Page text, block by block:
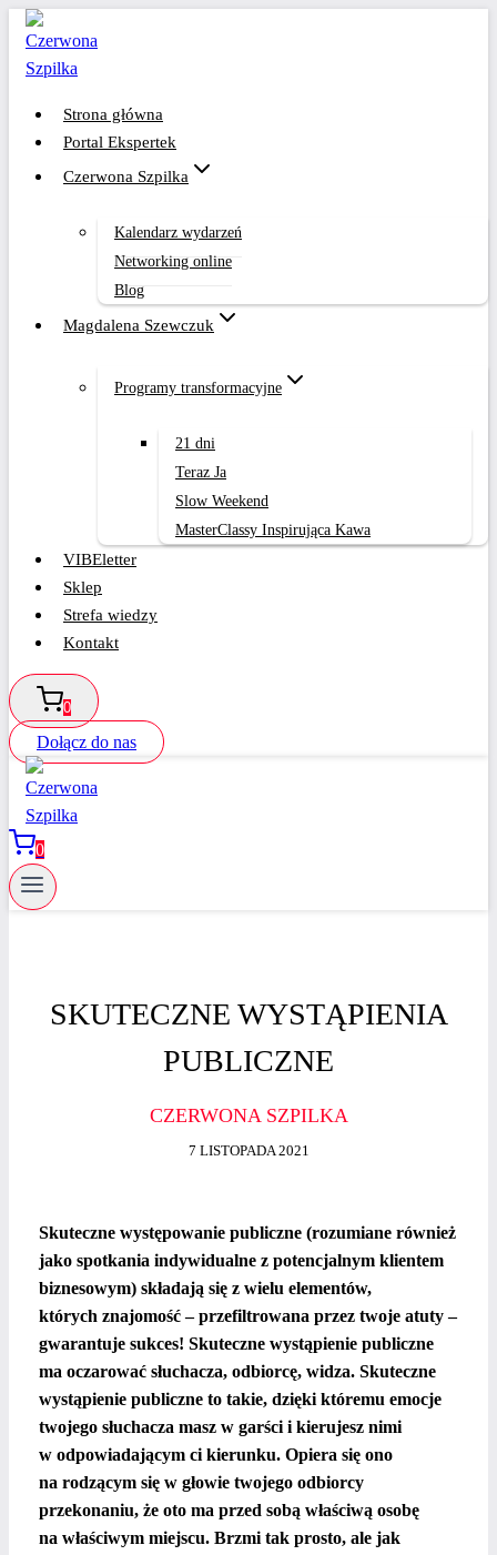
Przejdź
treści
Strona główna
Portal Ekspertek
Czerwona Szpilka
Kalendarz wydarzeń
Networking online
Blog
Magdalena Szewczuk
Programy transformacyjne
21 dni
Teraz Ja
Slow Weekend
MasterClassy Inspirująca Kawa
VIBEletter
Sklep
Strefa wiedzy
Kontakt
0
Dołącz do nas
0
SKUTECZNE WYSTĄPIENIA
PUBLICZNE
CZERWONA SZPILKA
7 LISTOPADA 2021
Skuteczne występowanie publiczne (rozumiane również
jako spotkania indywidualne z potencjalnym klientem
biznesowym) składają się z wielu elementów,
których znajomość – przefiltrowana przez twoje atuty –
gwarantuje sukces! Skuteczne wystąpienie publiczne
ma oczarować słuchacza, odbiorcę, widza. Skuteczne
wystąpienie publiczne to takie, dzięki któremu emocje
twojego słuchacza masz w garści i kierujesz nimi
w odpowiadającym ci kierunku. Opiera się ono
na rodzącym się w głowie twojego odbiorcy
przekonaniu, że oto ma przed sobą właściwą osobę
na właściwym miejscu. Brzmi tak prosto, ale jak